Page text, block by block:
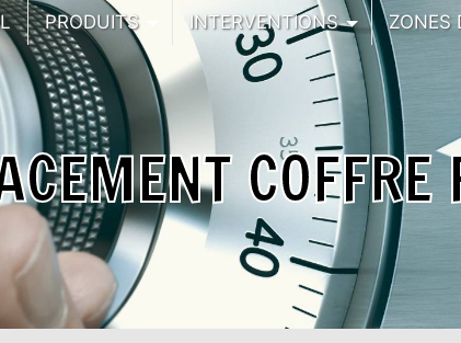
PRODUITS INTERVENTIONS ZONES
COFFRE